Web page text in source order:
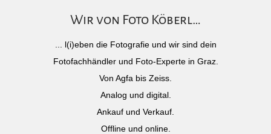
Wir von Foto Köberl…
... l(i)eben die Fotografie und wir sind dein
Fotofachhändler und Foto-Experte in Graz.
Von Agfa bis Zeiss.
Analog und digital.
Ankauf und Verkauf.
Offline und online.